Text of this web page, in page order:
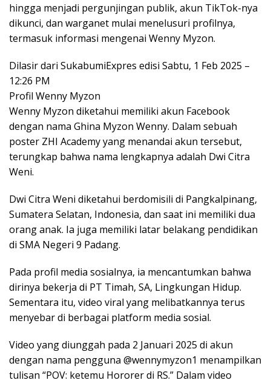
hingga menjadi pergunjingan publik, akun TikTok-nya
dikunci, dan warganet mulai menelusuri profilnya,
termasuk informasi mengenai Wenny Myzon.
Dilasir dari SukabumiExpres edisi Sabtu, 1 Feb 2025 –
12:26 PM
Profil Wenny Myzon
Wenny Myzon diketahui memiliki akun Facebook
dengan nama Ghina Myzon Wenny. Dalam sebuah
poster ZHI Academy yang menandai akun tersebut,
terungkap bahwa nama lengkapnya adalah Dwi Citra
Weni.
Dwi Citra Weni diketahui berdomisili di Pangkalpinang,
Sumatera Selatan, Indonesia, dan saat ini memiliki dua
orang anak. Ia juga memiliki latar belakang pendidikan
di SMA Negeri 9 Padang.
Pada profil media sosialnya, ia mencantumkan bahwa
dirinya bekerja di PT Timah, SA, Lingkungan Hidup.
Sementara itu, video viral yang melibatkannya terus
menyebar di berbagai platform media sosial.
Video yang diunggah pada 2 Januari 2025 di akun
dengan nama pengguna @wennymyzon1 menampilkan
tulisan “POV: ketemu Hororer di RS.” Dalam video